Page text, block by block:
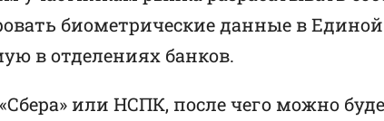
биометрические данные в
в отделениях банков.
или НСПК, после чего можно